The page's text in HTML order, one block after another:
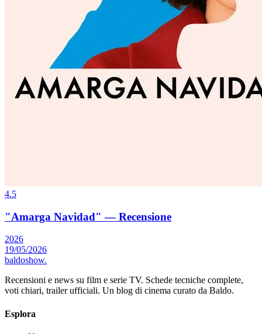
4.5
"Amarga Navidad" — Recensione
2026
19/05/2026
baldoshow.
Recensioni e news su film e serie TV. Schede tecniche complete,
voti chiari, trailer ufficiali. Un blog di cinema curato da Baldo.
Esplora